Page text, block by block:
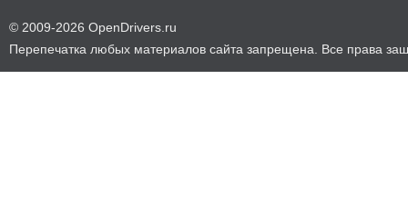
© 2009-2026 OpenDrivers.ru
Перепечатка любых материалов сайта запрещена. Все права